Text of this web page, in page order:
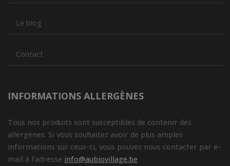
Le blog
Contact
INFORMATIONS ALLERGÈNES
Tous nos produits sont susceptibles de contenir des
allergènes. Si vous souhaitez avoir de plus amples
informations sur ceux-ci, vous pouvez nous contacter par e-
mail à l'adresse info@aubiovillage.be